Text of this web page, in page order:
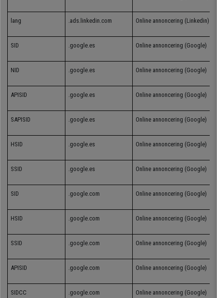
lang .ads.linkedin.com Online annoncering (Linkedin)
SID .google.es Online annoncering (Google)
NID .google.es Online annoncering (Google)
APISID .google.es Online annoncering (Google)
SAPISID .google.es Online annoncering (Google)
HSID .google.es Online annoncering (Google)
SSID .google.es Online annoncering (Google)
SID .google.com Online annoncering (Google)
HSID .google.com Online annoncering (Google)
SSID .google.com Online annoncering (Google)
APISID .google.com Online annoncering (Google)
SIDCC .google.com Online annoncering (Google)